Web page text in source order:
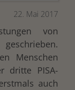
22. Mai 2017
von
Menschen
dritte PISA-
auch